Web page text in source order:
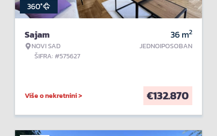
360°
Sajam
NOVI SAD
ŠIFRA: #575627
36m2
JEDNOIPOSOBAN
Više o nekretnini > €132.870